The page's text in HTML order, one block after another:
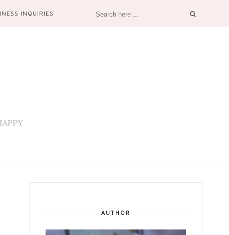
INQUIRIES
AUTHOR